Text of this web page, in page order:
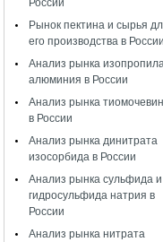
России
Рынок пектина и сырья
его производства в России
Анализ рынка
алюминия в России
Анализ рынка
в России
Анализ рынка динитрата
изосорбида в России
Анализ рынка сульфида и
гидросульфида натрия в
России
Анализ рынка нитрата